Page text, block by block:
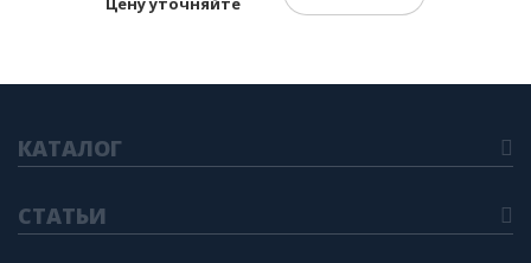
КАТАЛОГ
СТАТЬИ